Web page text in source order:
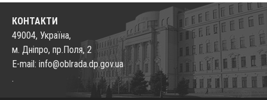
КОНТАКТИ
49004, Україна,
м. Дніпро, пр.Поля, 2
E-mail: info@oblrada.dp.gov.ua
.